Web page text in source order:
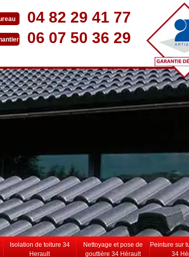
04 82 29 41 77
06 07 50 36 29
Isolation de toiture 34
Herault
Nettoyage et pose de
gouttière 34 Hérault
Peinture sur
34